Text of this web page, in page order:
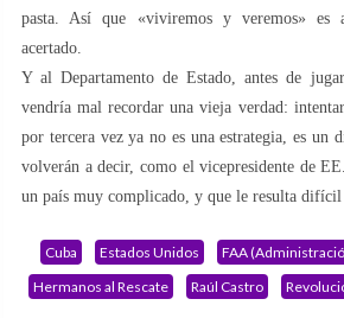
pasta. Así que «viviremos y veremos» es
acertado.
Y al Departamento de Estado, antes de
vendría mal recordar una vieja verdad:
por tercera vez ya no es una estrategia, es un
volverán a decir, como el vicepresidente de
un país muy complicado, y que le resulta difícil
Cuba Estados Unidos
FAA
Hermanos al Rescate
Raúl Castro